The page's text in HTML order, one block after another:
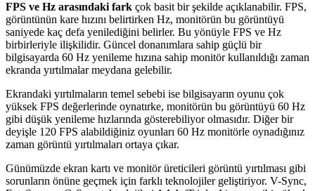
FPS ve Hz arasındaki fark çok basit bir şekilde açıklanabilir. FPS,
görüntünün kare hızını belirtirken Hz, monitörün bu görüntüyü
saniyede kaç defa yenilediğini belirler. Bu yönüyle FPS ve Hz
birbirleriyle ilişkilidir. Güncel donanımlara sahip güçlü bir
bilgisayarda 60 Hz yenileme hızına sahip monitör kullanıldığı zaman
ekranda yırtılmalar meydana gelebilir.
Ekrandaki yırtılmaların temel sebebi ise bilgisayarın oyunu çok
yüksek FPS değerlerinde oynatırke, monitörün bu görüntüyü 60 Hz
gibi düşük yenileme hızlarında gösterebiliyor olmasıdır. Diğer bir
deyişle 120 FPS alabildiğiniz oyunları 60 Hz monitörle oynadığınız
zaman görüntü yırtılmaları ortaya çıkar.
Günümüzde ekran kartı ve monitör üreticileri görüntü yırtılması gibi
sorunların önüne geçmek için farklı teknolojiler geliştiriyor. V-Sync,